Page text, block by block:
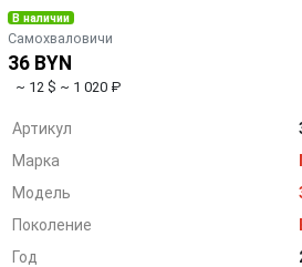
В наличии
Самохваловичи
36 BYN
~ 12 $ ~ 1 020 ₽
Артикул
Марка
Модель
Поколение
Год